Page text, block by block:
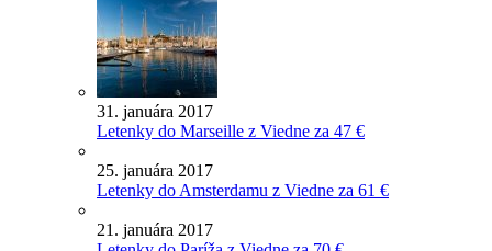
31. januára 2017
Letenky do Marseille z Viedne za 47 €
25. januára 2017
Letenky do Amsterdamu z Viedne za 61 €
21. januára 2017